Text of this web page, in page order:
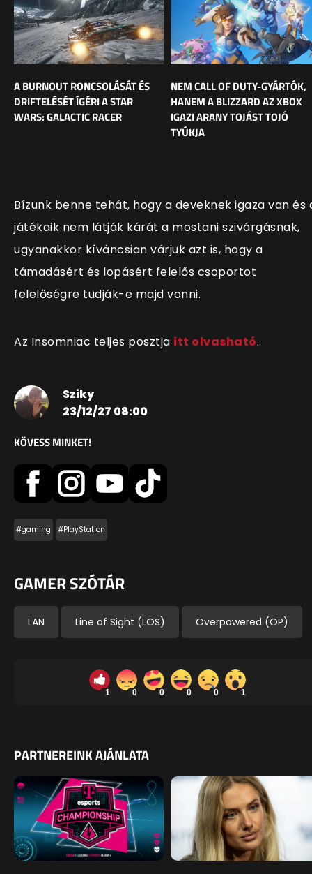
A BURNOUT RONCSOLÁSÁT ÉS
DRIFTELÉSÉT ÍGÉRI A STAR
WARS: GALACTIC RACER
NEM CALL OF DUTY-GYÁRTÓK,
HANEM A BLIZZARD AZ XBOX
IGAZI ARANY TOJÁST TOJÓ
TYÚKJA
Bízunk benne tehát, hogy a deveknek igaza van és
játékaik nem látják kárát a mostani szivárgásnak,
ugyanakkor kíváncsian várjuk azt is, hogy a
támadásért és lopásért felelős csoportot
felelőségre tudják-e majd vonni.
Az Insomniac teljes posztja itt olvasható.
Sziky
23/12/27 08:00
KÖVESS MINKET!
#gaming #PlayStation
GAMER SZÓTÁR
LAN Line of Sight (LOS) Overpowered (OP)
1 0 0 0 0 1
PARTNEREINK AJÁNLATA